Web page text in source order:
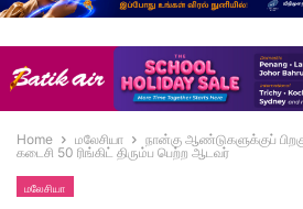
Home மலேசியா
நான்கு ஆண்டுகளுக்குப்
கடைசி 50 ரிங்கிட் திரும்ப பெற்ற ஆடவர்
மலேசியா